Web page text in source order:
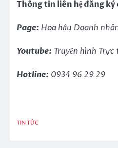
Thông tin liên hệ đăng
Page: Hoa hậu Doanh
Youtube: Truyền hình Trực
Hotline: 0934 96 29 29
TIN TỨC